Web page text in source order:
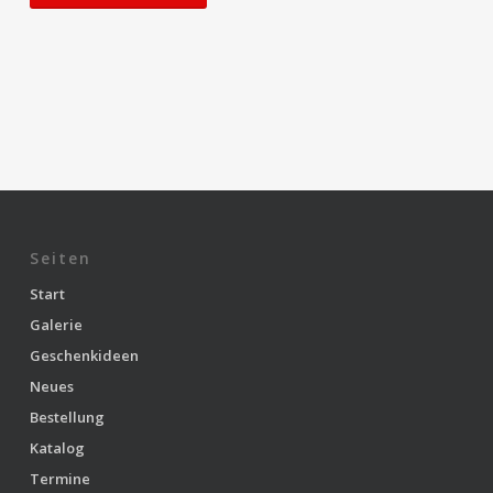
Seiten
Start
Galerie
Geschenkideen
Neues
Bestellung
Katalog
Termine